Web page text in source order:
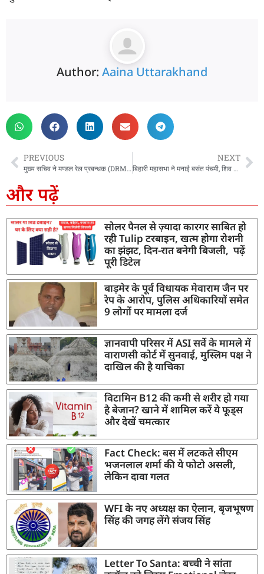
Author: Aaina Uttarakhand
PREVIOUS
मुख्य सचिव ने मण्डल रेल प्रबन्धक (DRM) के साथ की बैठक, उत्तर रेलवे से सम्बन्धित प्रकरणों एवं परियोजनाओं के सम्बन्ध में हुई विस्तार से चर्चा
NEXT
बिहारी महासभा ने मनाई बसंत पंचमी, शिव बाल योगी महाराज के प्रांगण में हुआ कार्यक्रम का आयोजन
और पढ़ें
सोलर पैनल से ज़्यादा कारगर साबित हो
रही Tulip टरबाइन, खत्म होगा रोशनी
का झंझट, दिन-रात बनेगी बिजली, पढ़ें
पूरी डिटेल
बाड़मेर के पूर्व विधायक मेवाराम जैन पर
रेप के आरोप, पुलिस अधिकारियों समेत
9 लोगों पर मामला दर्ज
ज्ञानवापी परिसर में ASI सर्वे के मामले में
वाराणसी कोर्ट में सुनवाई, मुस्लिम पक्ष ने
दाखिल की है याचिका
विटामिन B12 की कमी से शरीर हो गया
है बेजान? खाने में शामिल करें ये फूड्स
और देखें चमत्कार
Fact Check: बस में लटकते सीएम
भजनलाल शर्मा की ये फोटो असली,
लेकिन दावा गलत
WFI के नए अध्यक्ष का ऐलान, बृजभूषण
सिंह की जगह लेंगे संजय सिंह
Letter To Santa: बच्ची ने सांता